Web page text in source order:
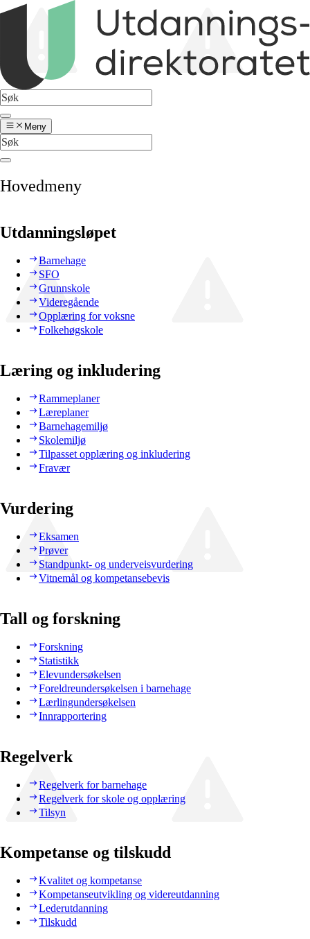
Meny
Hovedmeny
Utdanningsløpet
Barnehage
SFO
Grunnskole
Videregående
Opplæring for voksne
Folkehøgskole
Læring og inkludering
Rammeplaner
Læreplaner
Barnehagemiljø
Skolemiljø
Tilpasset opplæring og inkludering
Fravær
Vurdering
Eksamen
Prøver
Standpunkt- og underveisvurdering
Vitnemål og kompetansebevis
Tall og forskning
Forskning
Statistikk
Elevundersøkelsen
Foreldreundersøkelsen i barnehage
Lærlingundersøkelsen
Innrapportering
Regelverk
Regelverk for barnehage
Regelverk for skole og opplæring
Tilsyn
Kompetanse og tilskudd
Kvalitet og kompetanse
Kompetanseutvikling og videreutdanning
Lederutdanning
Tilskudd